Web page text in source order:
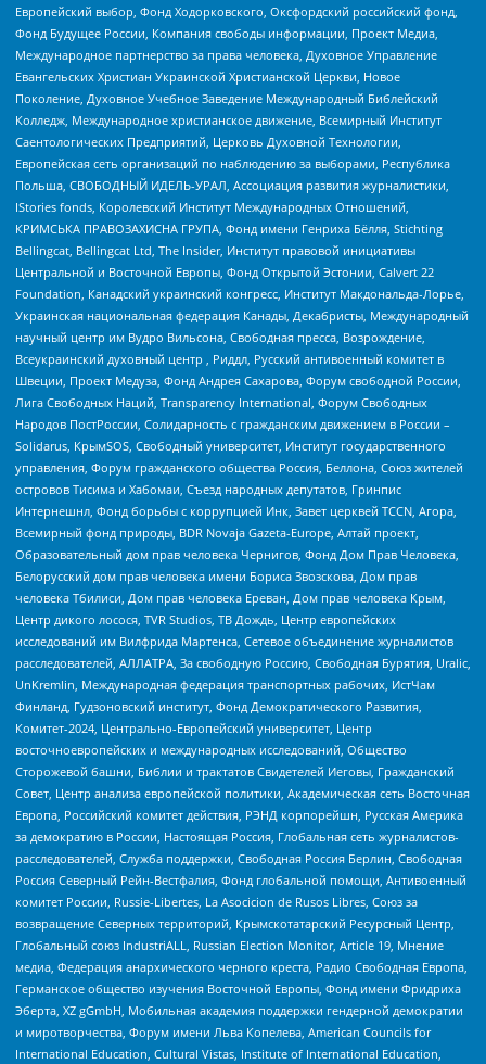
Европейский выбор, Фонд Ходорковского, Оксфордский российский фонд,
Фонд Будущее России, Компания свободы информации, Проект Медиа,
Международное партнерство за права человека, Духовное Управление
Евангельских Христиан Украинской Христианской Церкви, Новое
Поколение, Духовное Учебное Заведение Международный Библейский
Колледж, Международное христианское движение, Всемирный Институт
Саентологических Предприятий, Церковь Духовной Технологии,
Европейская сеть организаций по наблюдению за выборами, Республика
Польша, СВОБОДНЫЙ ИДЕЛЬ-УРАЛ, Ассоциация развития журналистики,
IStories fonds, Королевский Институт Международных Отношений,
КРИМСЬКА ПРАВОЗАХИСНА ГРУПА, Фонд имени Генриха Бёлля, Stichting
Bellingcat, Bellingcat Ltd, The Insider, Институт правовой инициативы
Центральной и Восточной Европы, Фонд Открытой Эстонии, Calvert 22
Foundation, Канадский украинский конгресс, Институт Макдональда-Лорье,
Украинская национальная федерация Канады, Декабристы, Международный
научный центр им Вудро Вильсона, Свободная пресса, Возрождение,
Всеукраинский духовный центр , Риддл, Русский антивоенный комитет в
Швеции, Проект Медуза, Фонд Андрея Сахарова, Форум свободной России,
Лига Свободных Наций, Transparеncy International, Форум Свободных
Народов ПостРоссии, Солидарность с гражданским движением в России –
Solidarus, КрымSOS, Свободный университет, Институт государственного
управления, Форум гражданского общества Россия, Беллона, Союз жителей
островов Тисима и Хабомаи, Съезд народных депутатов, Гринпис
Интернешнл, Фонд борьбы с коррупцией Инк, Завет церквей TCCN, Агора,
Всемирный фонд природы, BDR Novaja Gazeta-Europe, Алтай проект,
Образовательный дом прав человека Чернигов, Фонд Дом Прав Человека,
Белорусский дом прав человека имени Бориса Звозскова, Дом прав
человека Тбилиси, Дом прав человека Ереван, Дом прав человека Крым,
Центр дикого лосося, TVR Studios, ТВ Дождь, Центр европейских
исследований им Вилфрида Мартенса, Сетевое объединение журналистов
расследователей, АЛЛАТРА, За свободную Россию, Свободная Бурятия, Uralic,
UnKremlin, Международная федерация транспортных рабочих, ИстЧам
Финланд, Гудзоновский институт, Фонд Демократического Развития,
Комитет-2024, Центрально-Европейский университет, Центр
восточноевропейских и международных исследований, Общество
Сторожевой башни, Библии и трактатов Свидетелей Иеговы, Гражданский
Совет, Центр анализа европейской политики, Академическая сеть Восточная
Европа, Российский комитет действия, РЭНД корпорейшн, Русская Америка
за демократию в России, Настоящая Россия, Глобальная сеть журналистов-
расследователей, Служба поддержки, Свободная Россия Берлин, Свободная
Россия Северный Рейн-Вестфалия, Фонд глобальной помощи, Антивоенный
комитет России, Russie-Libertes, La Asocicion de Rusos Libres, Союз за
возвращение Северных территорий, Крымскотатарский Ресурсный Центр,
Глобальный союз IndustriALL, Russian Election Monitor, Article 19, Мнение
медиа, Федерация анархического черного креста, Радио Свободная Европа,
Германское общество изучения Восточной Европы, Фонд имени Фридриха
Эберта, XZ gGmbH, Мобильная академия поддержки гендерной демократии
и миротворчества, Форум имени Льва Копелева, American Councils for
International Education, Cultural Vistas, Institute of International Education,